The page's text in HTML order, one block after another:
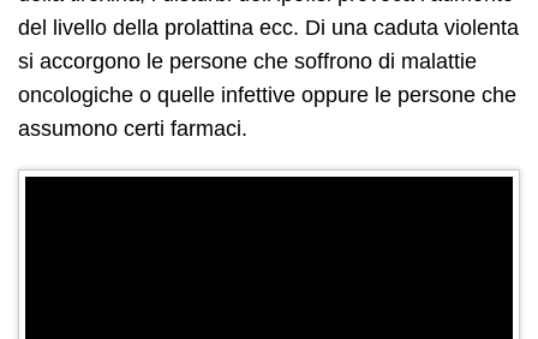
del livello della prolattina ecc. Di una caduta violenta
si accorgono le persone che soffrono di malattie
oncologiche o quelle infettive oppure le persone che
assumono certi farmaci.